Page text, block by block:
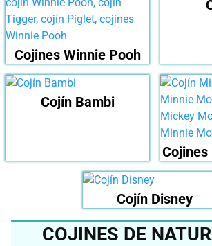
Cojines Winnie Pooh
Cojín Bambi
Cojín Disney
COJINES DE